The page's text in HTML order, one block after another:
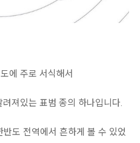
에 주로 서식해서
려져있는 표범 종의 하나입니다.
도 전역에서 흔하게 볼 수 있었